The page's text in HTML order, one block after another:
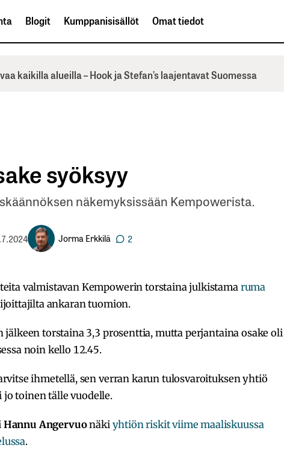
Blogit Kumppanisisällöt Omat tiedot
kaikilla alueilla – Hook ja Stefan’s laajentavat Suomessa
syöksyy
näkemyksissään Kempowerista.
Jorma Erkkilä 2
valmistavan Kempowerin torstaina julkistama ruma
ankaran tuomion.
jälkeen torstaina 3,3 prosenttia, mutta perjantaina osake oli
noin kello 12.45.
ihmetellä, sen verran karun tulosvaroituksen yhtiö
toinen tälle vuodelle.
Hannu Angervuonäki yhtiön riskit viime maaliskuussa
.